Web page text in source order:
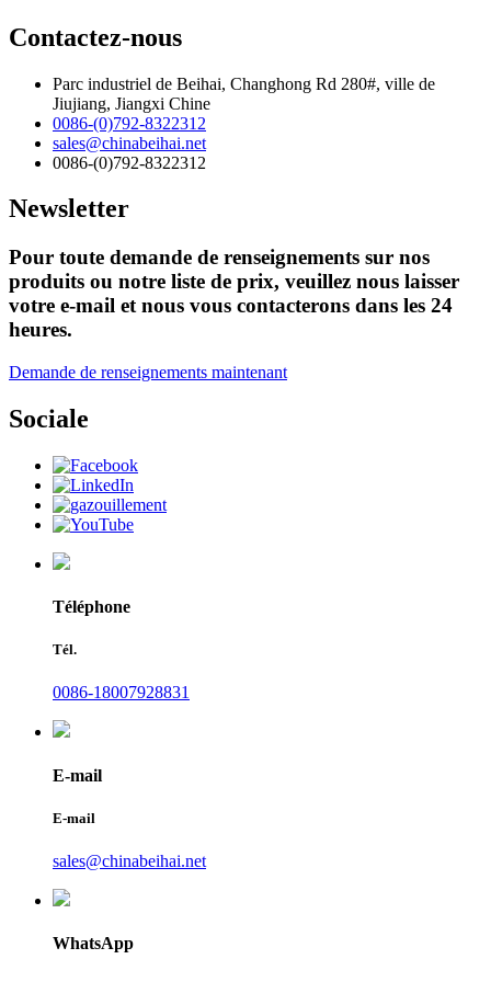
Contactez-nous
Parc industriel de Beihai, Changhong Rd 280#, ville de
Jiujiang, Jiangxi Chine
0086-(0)792-8322312
sales@chinabeihai.net
0086-(0)792-8322312
Newsletter
Pour toute demande de renseignements sur nos
produits ou notre liste de prix, veuillez nous laisser
votre e-mail et nous vous contacterons dans les 24
heures.
Demande de renseignements maintenant
Sociale
Téléphone
Tél.
0086-18007928831
E-mail
E-mail
sales@chinabeihai.net
WhatsApp